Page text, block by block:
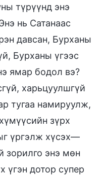
түрүүнд энэ
нь Сатанаас
давсан, Бурханы
Бурханы үгээс
ямар бодол вэ?
харьцуулшгүй
тугаа намируулж,
зүрх
үргэлж хүсэх—
зорилго энэ мөн
үгэн дотор супер